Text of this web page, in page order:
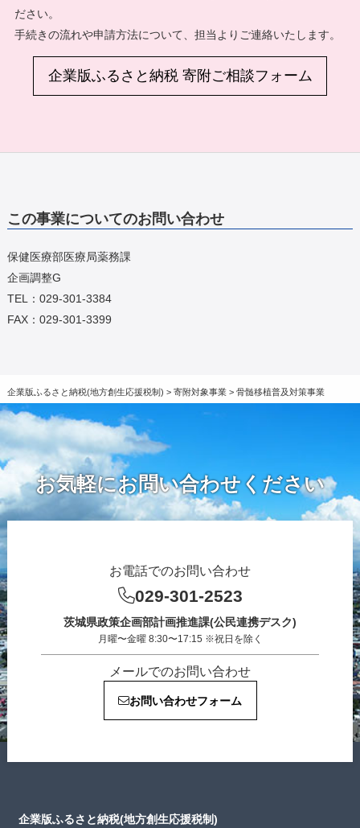
ださい。
手続きの流れや申請方法について、担当よりご連絡いたします。
企業版ふるさと納税 寄附ご相談フォーム
この事業についてのお問い合わせ
保健医療部医療局薬務課
企画調整G
TEL：029-301-3384
FAX：029-301-3399
企業版ふるさと納税(地方創生応援税制) > 寄附対象事業> 骨髄移植普及対策事業
お気軽にお問い合わせください
お電話でのお問い合わせ
029-301-2523
茨城県政策企画部計画推進課(公民連携デスク)
月曜〜金曜 8:30〜17:15 ※祝日を除く
メールでのお問い合わせ
お問い合わせフォーム
企業版ふるさと納税(地方創生応援税制)